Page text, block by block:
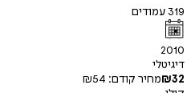
קודם:
₪54